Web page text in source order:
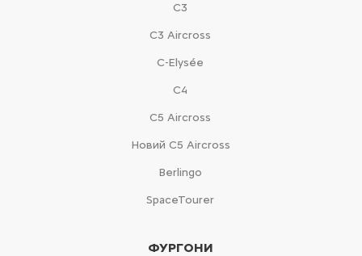
С3
С3 Aircross
C-Elysée
С4
С5 Aircross
Новий С5 Aircross
Berlingo
SpaceTourer
ФУРГОНИ